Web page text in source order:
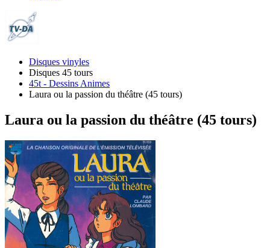
Disques vinyles
Disques 45 tours
45t - Dessins Animes
Laura ou la passion du théâtre (45 tours)
Laura ou la passion du théâtre (45 tours)